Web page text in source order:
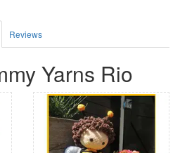
Reviews
Yarns Rio